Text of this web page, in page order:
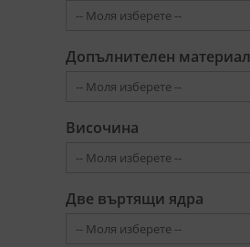
Допълнителен материал
Височина
Две въртящи ядра